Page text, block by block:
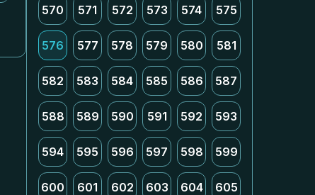
570 571 572 573 574 575
576 577 578 579 580 581
582 583 584 585 586 587
588 589 590 591 592 593
594 595 596 597 598 599
600 601 602 603 604 605